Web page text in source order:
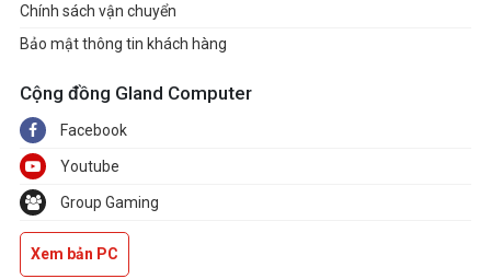
Chính sách vận chuyển
Bảo mật thông tin khách hàng
Cộng đồng Gland Computer
Facebook
Youtube
Group Gaming
Xem bản PC